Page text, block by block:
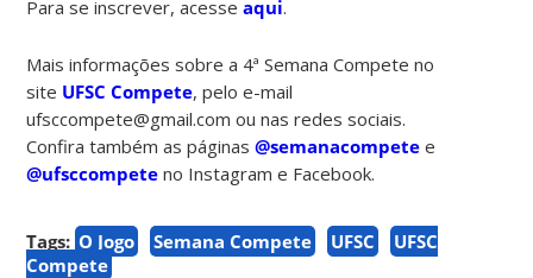
Para se inscrever, acesseaqui.
Mais informações sobre a 4ª Semana Compete no
site UFSC Compete, pelo e-mail
ufsccompete@gmail.com ou nas redes sociais.
Confira também as páginas@semanacompete e
@ufsccompete no Instagram e Facebook.
Tags: O Jogo Semana Compete UFSC
UFSC
Compete